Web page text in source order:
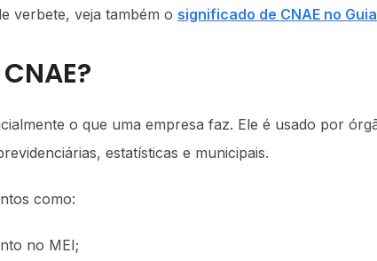
verbete, veja também o significado de CNAE no
o que uma empresa faz. Ele é usado por
estatísticas e municipais.
como:
no MEI;